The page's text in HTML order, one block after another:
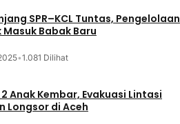
SPR–KCL Tuntas, Pengelolaan
Babak Baru
•1.081 Dilihat
Anak Kembar, Evakuasi Lintasi
Longsor di Aceh